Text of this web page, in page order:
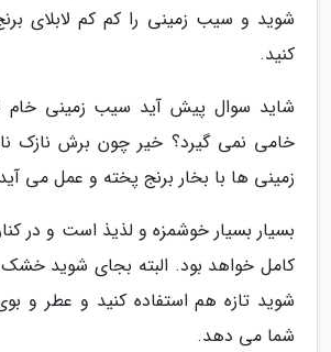
شوید و سیب زمینی را کم کم لابلای
کنید.
شاید سوال پیش آید سیب زمینی خام
خامی نمی گیرد؟ خیر چون برش نازک
زمینی ها با بخار برنج پخته و عمل می
بسیار بسیار خوشمزه و لذیذ است و در
کامل خواهد بود. البته بجای شوید خشک
شوید تازه هم استفاده کنید و عطر و
شما می دهد.